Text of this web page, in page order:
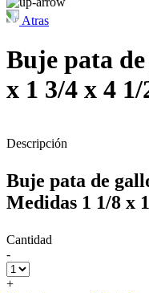
Atras
Buje pata
x 1 3/4 x 4 1/
Descripción
Buje pata de
Medidas 1 1/8 x
Cantidad
-
+